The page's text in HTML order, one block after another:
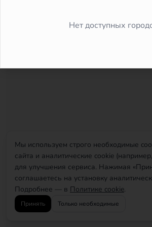
Мы используем строго необходимые
сайта и аналитические cookie
для улучшения сервиса. Нажимая
соглашаетесь на установку
Подробнее — в Политике cookie.
Принять Только необходимые
Нет доступных